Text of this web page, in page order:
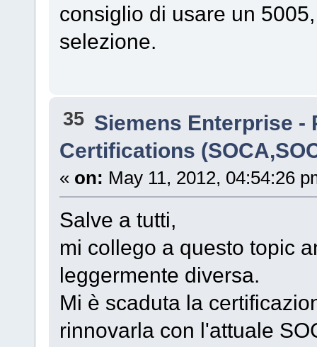
consiglio di usare un
selezione.
35 Siemens Enterprise -
Certifications
« on: May 11, 2012, 04:54:26
Salve a tutti,
mi collego a questo topic
leggermente diversa.
Mi è scaduta la
rinnovarla con l'attuale